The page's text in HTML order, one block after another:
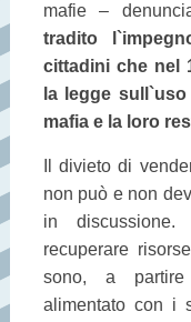
mafie –
tradito
cittadini che nel
la legge
mafia e la loro
Il divieto di
non può e non
in
recuperare
sono, a partire
alimentato con i